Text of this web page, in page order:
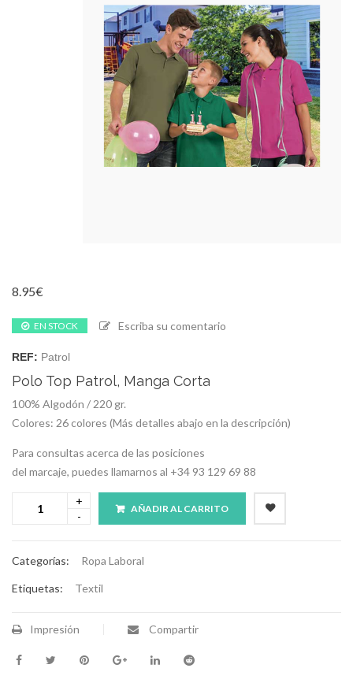
8.95€
EN STOCK Escriba su comentario
REF: Patrol
Polo Top Patrol, Manga Corta
100% Algodón / 220 gr.
Colores: 26 colores (Más detalles abajo en la descripción)
Para consultas acerca de las posiciones
del marcaje, puedes llamarnos al +34 93 129 69 88
AÑADIR AL CARRITO
Categorías: Ropa Laboral
Etiquetas: Textil
Impresión Compartir